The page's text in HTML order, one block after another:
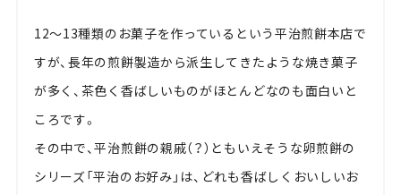
12～13種類のお菓子を作っているという平治煎餅本店で
すが、長年の煎餅製造から派生してきたような焼き菓子
が多く、茶色く香ばしいものがほとんどなのも面白いと
ころです。
その中で、平治煎餅の親戚（？）ともいえそうな卵煎餅の
シリーズ「平治のお好み」は、どれも香ばしくおいしいお